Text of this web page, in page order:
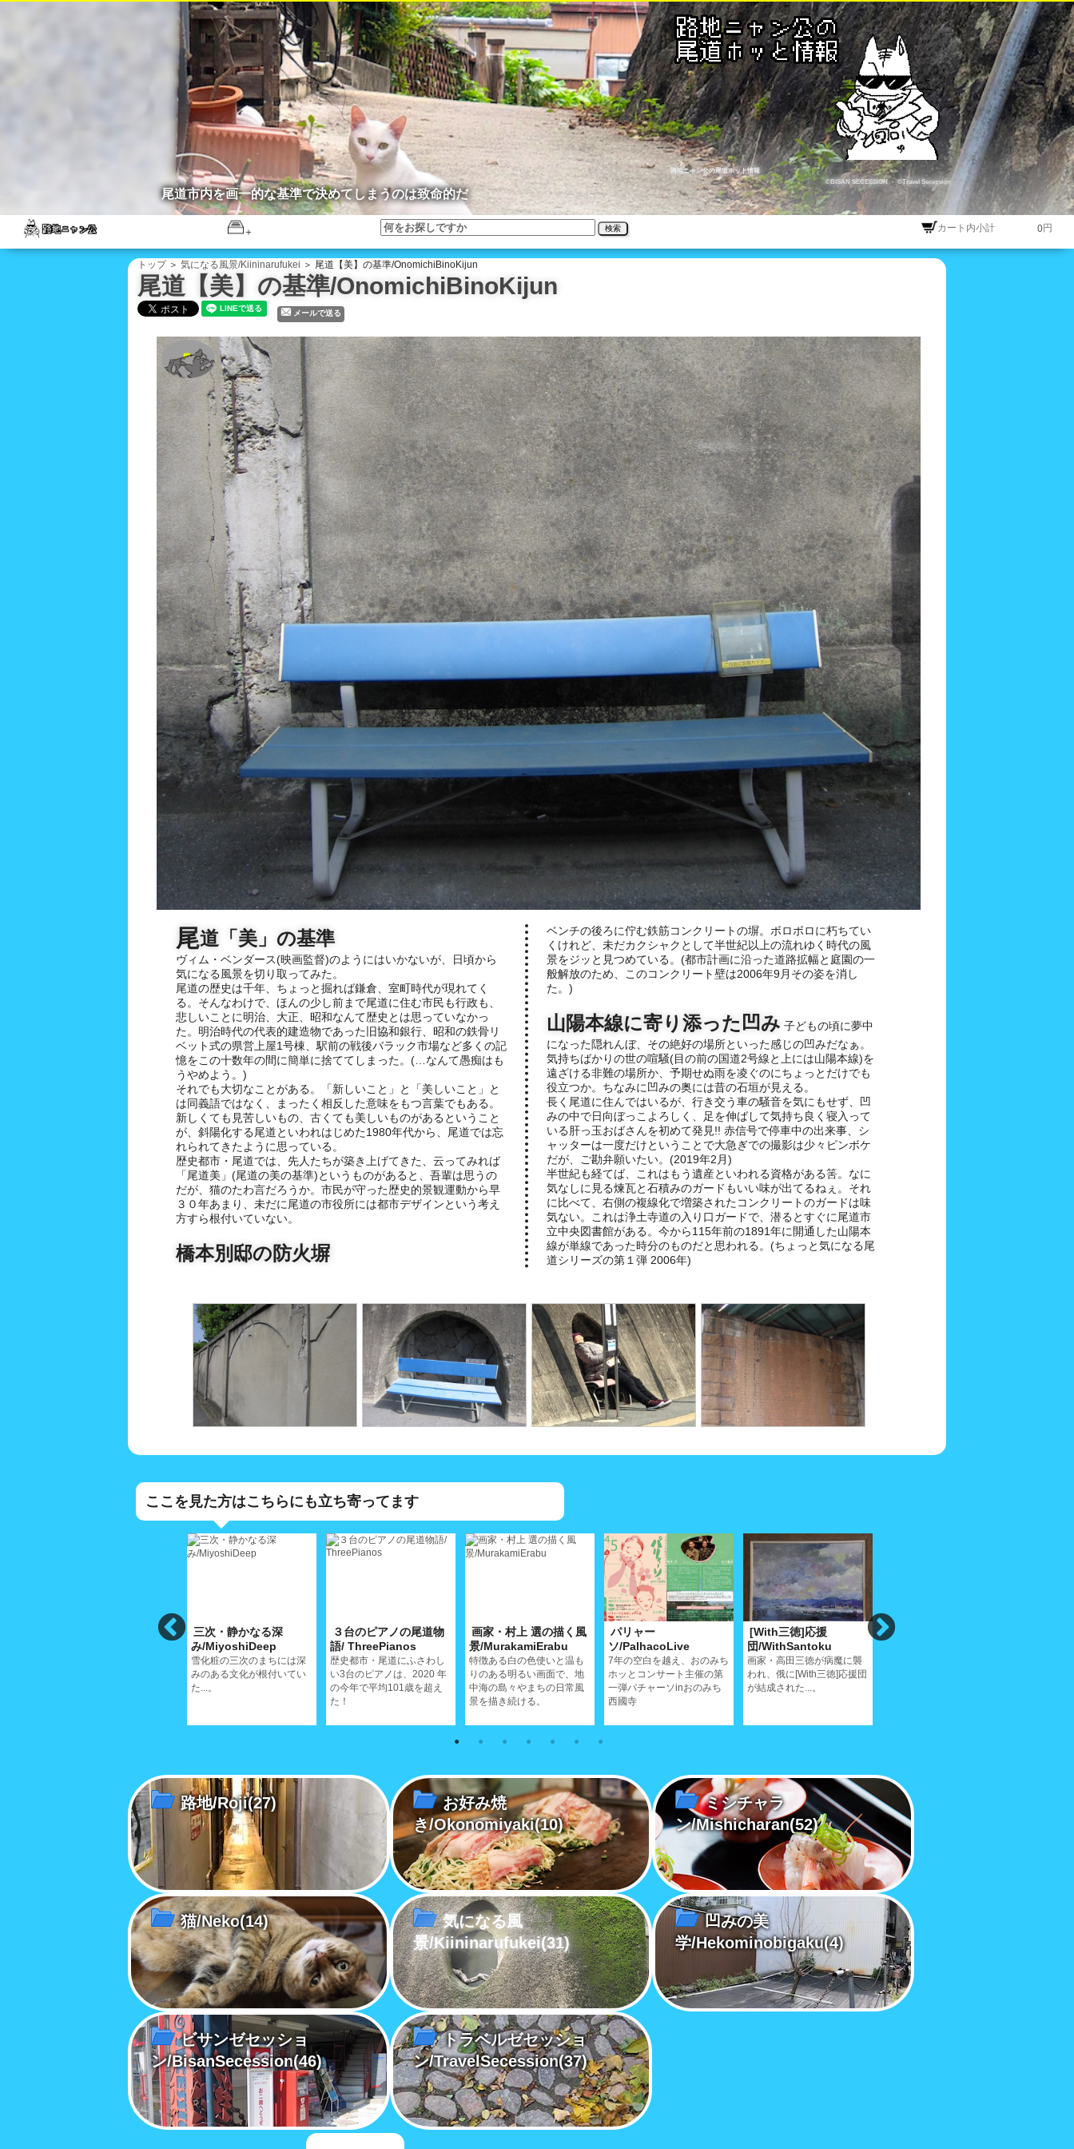
路地ニャン公の尾道ホット情報
©BISAN SECESSION・ ©Travel Secession
検索 カート内小計 円
尾道市内を画一的な基準で決めてしまうのは致命的だ
トップ＞ 気になる風景/Kiininarufukei ＞ 尾道【美】の基準/OnomichiBinoKijun
尾道【美】の基準/OnomichiBinoKijun
メールで送る
尾道「美」の基準
ヴィム・ベンダース(映画監督)のようにはいかないが、日頃から
気になる風景を切り取ってみた。
尾道の歴史は千年、ちょっと掘れば鎌倉、室町時代が現れてく
る。そんなわけで、ほんの少し前まで尾道に住む市民も行政も、
悲しいことに明治、大正、昭和なんて歴史とは思っていなかっ
た。明治時代の代表的建造物であった旧協和銀行、昭和の鉄骨リ
ベット式の県営上屋1号棟、駅前の戦後バラック市場など多くの記
憶をこの十数年の間に簡単に捨ててしまった。(…なんて愚痴はも
うやめよう。)
それでも大切なことがある。「新しいこと」と「美しいこと」と
は同義語ではなく、まったく相反した意味をもつ言葉でもある。
新しくても見苦しいもの、古くても美しいものがあるということ
が、斜陽化する尾道といわれはじめた1980年代から、尾道では忘
れられてきたように思っている。
歴史都市・尾道では、先人たちが築き上げてきた、云ってみれば
「尾道美」(尾道の美の基準)というものがあると、吾輩は思うの
だが、猫のたわ言だろうか。市民が守った歴史的景観運動から早
３０年あまり、未だに尾道の市役所には都市デザインという考え
方すら根付いていない。
橋本別邸の防火塀
ベンチの後ろに佇む鉄筋コンクリートの塀。ボロボロに朽ちてい
くけれど、未だカクシャクとして半世紀以上の流れゆく時代の風
景をジッと見つめている。(都市計画に沿った道路拡幅と庭園の一
般解放のため、このコンクリート壁は2006年9月その姿を消し
た。)
山陽本線に寄り添った凹み 子どもの頃に夢中
になった隠れんぼ、その絶好の場所といった感じの凹みだなぁ。
気持ちばかりの世の喧騒(目の前の国道2号線と上には山陽本線)を
遠ざける非難の場所か、予期せぬ雨を凌ぐのにちょっとだけでも
役立つか。ちなみに凹みの奥には昔の石垣が見える。
長く尾道に住んではいるが、行き交う車の騒音を気にもせず、凹
みの中で日向ぼっこよろしく、足を伸ばして気持ち良く寝入って
いる肝っ玉おばさんを初めて発見!! 赤信号で停車中の出来事、シ
ャッターは一度だけということで大急ぎでの撮影は少々ピンボケ
だが、ご勘弁願いたい。(2019年2月)
半世紀も経てば、これはもう遺産といわれる資格がある筈。なに
気なしに見る煉瓦と石積みのガードもいい味が出てるねぇ。それ
に比べて、右側の複線化で増築されたコンクリートのガードは味
気ない。これは浄土寺道の入り口ガードで、潜るとすぐに尾道市
立中央図書館がある。今から115年前の1891年に開通した山陽本
線が単線であった時分のものだと思われる。(ちょっと気になる尾
道シリーズの第１弾 2006年)
ここを見た方はこちらにも立ち寄ってます
西郷寺/SaigojiTemple
三次・静かなる深
み/MiyoshiDeep
雪化粧の三次のまちには深
みのある文化が根付いてい
た...。
３台のピアノの尾道物
語/ ThreePianos
歴史都市・尾道にふさわし
い3台のピアノは、2020 年
の今年で平均101歳を超え
た！
画家・村上 選の描く風
景/MurakamiErabu
特徴ある白の色使いと温も
りのある明るい画面で、地
中海の島々やまちの日常風
景を描き続ける。
パリャー
ソ/PalhacoLive
7年の空白を越え、おのみち
ホッとコンサート主催の第
一弾パチャーソinおのみち
西國寺
[With三徳]応援
団/WithSantoku
画家・高田三徳が病魔に襲
われ、俄に[With三徳]応援団
が結成された...。
イリーナメジューエワ
路地/Roji(27)
お好み焼
き/Okonomiyaki(10)
ミシチャラ
ン/Mishicharan(52)
猫/Neko(14)
気になる風
景/Kiininarufukei(31)
凹みの美
学/Hekominobigaku(4)
ビサンゼセッショ
ン/BisanSecession(46)
トラベルゼセッショ
ン/TravelSecession(37)